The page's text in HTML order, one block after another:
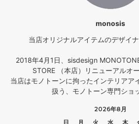
monosis
当店オリジナルアイテムのデザイナ
2018年4月1日、sisdesign
STORE （本店）リニューアルオ
当店はモノトーンに拘ったインテリアア
扱う、モノトーン専門ショ
2026年8月
日
月 火 水 木